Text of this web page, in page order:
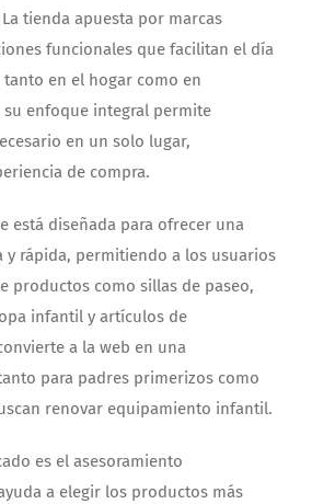
tienda apuesta por marcas
funcionales que facilitan el día
en el hogar como en
su enfoque integral permite
en un solo lugar,
de compra.
está diseñada para ofrecer una
y rápida, permitiendo a los usuarios
productos como sillas de paseo,
infantil y artículos de
a la web en una
para padres primerizos como
renovar equipamiento infantil.
es el asesoramiento
a elegir los productos más